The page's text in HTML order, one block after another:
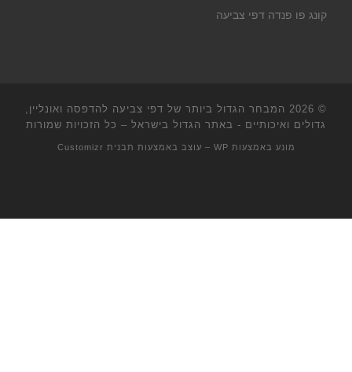
קונג פו פנדה דפי צביעה
© 2026
המבחר הגדול ביותר של דפי צביעה להדפסה ואונליין,
גדולים ואיכותיים - באתר הגדול בישראל – כל הזכויות שמורות
מונע באמצעות WP – עוצב באמצעות תבנית Customizr